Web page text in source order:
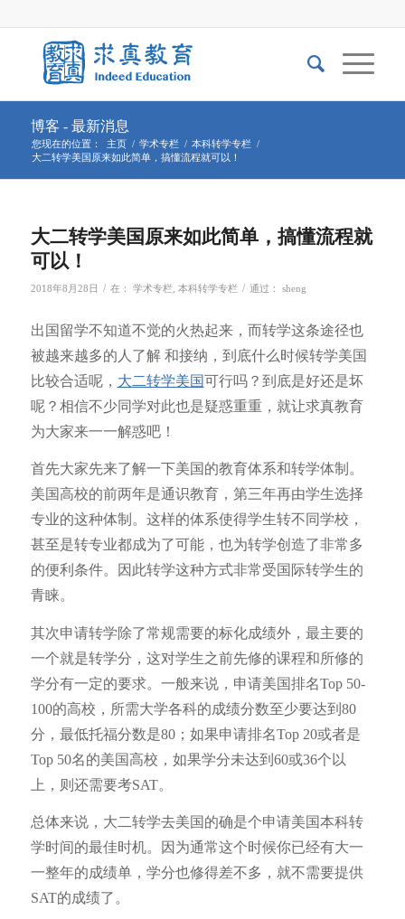
博客 - 最新消息
您现在的位置： 主页 / 学术专栏 / 本科转学专栏 /
大二转学美国原来如此简单，搞懂流程就可以！
大二转学美国原来如此简单，搞懂流程就
可以！
2018年8月28日 / 在： 学术专栏, 本科转学专栏 / 通过： sheng
出国留学不知道不觉的火热起来，而转学这条途径也
被越来越多的人了解 和接纳，到底什么时候转学美国
比较合适呢， 大二转学美国可行吗？到底是好还是坏
呢？相信不少同学对此也是疑惑重重，就让求真教育
为大家来一一解惑吧！
首先大家先来了解一下美国的教育体系和转学体制。
美国高校的前两年是通识教育，第三年再由学生选择
专业的这种体制。这样的体系使得学生转不同学校，
甚至是转专业都成为了可能，也为转学创造了非常多
的便利条件。因此转学这种方式非常受国际转学生的
青睐。
其次申请转学除了常规需要的标化成绩外，最主要的
一个就是转学分，这对学生之前先修的课程和所修的
学分有一定的要求。一般来说，申请美国排名Top 50-
100的高校，所需大学各科的成绩分数至少要达到80
分，最低托福分数是80；如果申请排名Top 20或者是
Top 50名的美国高校，如果学分未达到60或36个以
上，则还需要考SAT。
总体来说，大二转学去美国的确是个申请美国本科转
学时间的最佳时机。因为通常这个时候你已经有大一
一整年的成绩单，学分也修得差不多，就不需要提供
SAT的成绩了。